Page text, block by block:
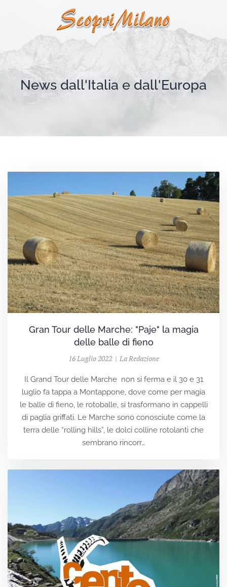
Skip to main content
News dall'Italia e dall'Europa
Gran Tour delle Marche: "Paje" la magia
delle balle di fieno
16 Luglio 2022 | La Redazione
Il Grand Tour delle Marche non si ferma e il 30 e 31
luglio fa tappa a Montappone, dove come per magia
le balle di fieno, le rotoballe, si trasformano in cappelli
di paglia griffati. Le Marche sono conosciute come la
terra delle “rolling hills”, le dolci colline rotolanti che
sembrano rincorr…